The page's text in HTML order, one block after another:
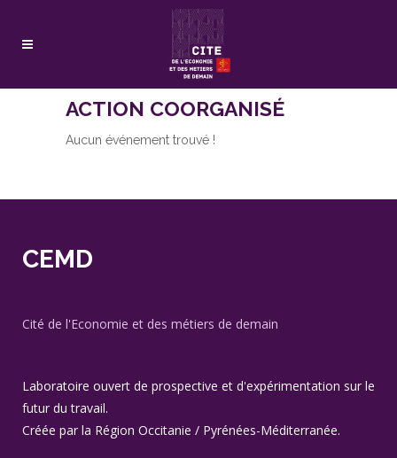
ACTION COORGANISÉ
Aucun événement trouvé !
CEMD
Cité de l'Economie et des métiers de demain
Laboratoire ouvert de prospective et d'expérimentation sur le
futur du travail.
Créée par la Région Occitanie / Pyrénées-Méditerranée.